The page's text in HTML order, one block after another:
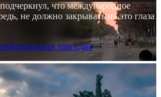
что международное
не должно закрывать на это глаза
Бендерская трагедия